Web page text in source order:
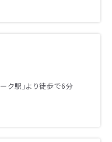
ク駅」より徒歩で6分